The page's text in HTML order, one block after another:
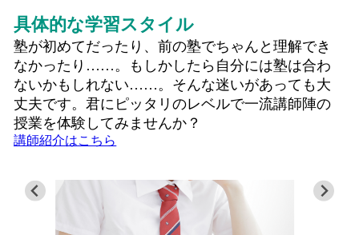
具体的な学習スタイル
塾が初めてだったり、前の塾でちゃんと理解でき
なかったり……。もしかしたら自分には塾は合わ
ないかもしれない……。そんな迷いがあっても大
丈夫です。君にピッタリのレベルで一流講師陣の
授業を体験してみませんか？
講師紹介はこちら